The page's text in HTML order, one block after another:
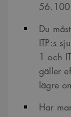
Du
ITP:s
1 och
gäller
lägre
Har